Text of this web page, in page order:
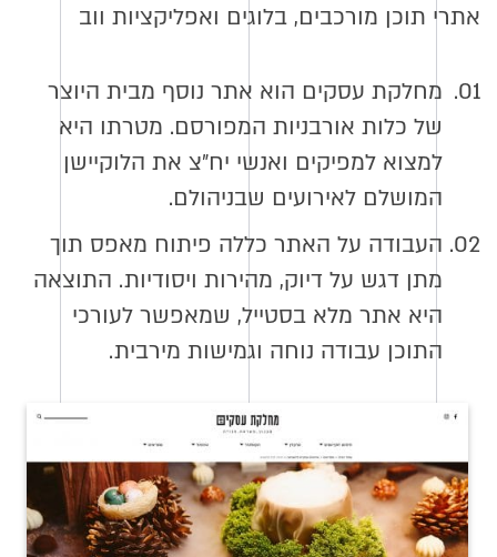
אתרי תוכן מורכבים, בלוגים ואפליקציות ווב
01. מחלקת עסקים הוא אתר נוסף מבית היוצר
של כלות אורבניות המפורסם. מטרתו היא
למצוא למפיקים ואנשי יח״צ את הלוקיישן
המושלם לאירועים שבניהולם.
02. העבודה על האתר כללה פיתוח מאפס תוך
מתן דגש על דיוק, מהירות ויסודיות. התוצאה
היא אתר מלא בסטייל, שמאפשר לעורכי
התוכן עבודה נוחה וגמישות מירבית.